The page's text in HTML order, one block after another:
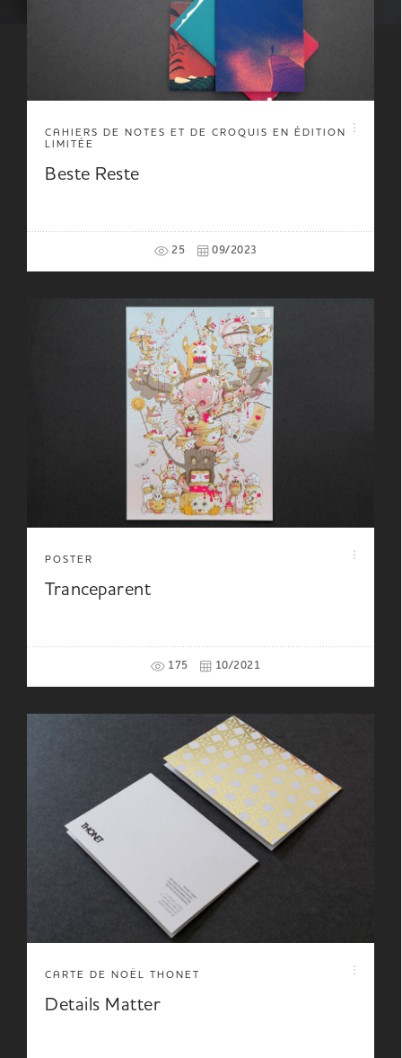
CAHIERS DE NOTES ET DE CROQUIS EN ÉDITION
LIMITÉE
Beste Reste
25 09/2023
POSTER
Tranceparent
175 10/2021
CARTE DE NOËL THONET
Details Matter